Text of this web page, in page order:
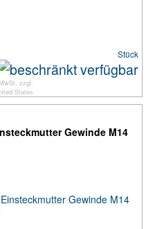
Stück
zzgl.
States
Gewinde M14